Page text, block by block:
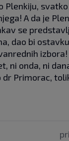
Plenkiju,
A da je
se
dao bi
ni onda, ni
dr Primorac,